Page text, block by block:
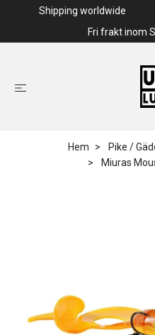
Shipping worldwide
Fri frakt inom
Hem Pike /
Miuras